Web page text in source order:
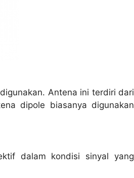
Antena ini terdiri dari
dipole biasanya digunakan
dalam kondisi sinyal yang